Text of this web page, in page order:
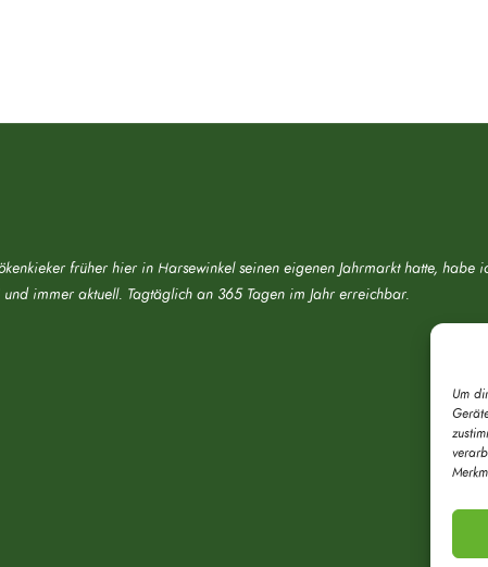
Um
früher hier in Harsewinkel seinen eigenen Jahrmarkt hatte, habe
immer aktuell. Tagtäglich an 365 Tagen im Jahr erreichbar.